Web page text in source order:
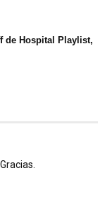
de Hospital Playlist,